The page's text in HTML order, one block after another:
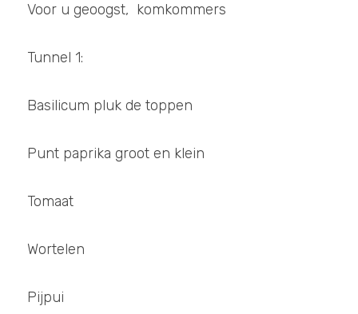
Voor u geoogst,  komkommers
Tunnel 1:
Basilicum pluk de toppen
Punt paprika groot en klein
Tomaat
Wortelen
Pijpui